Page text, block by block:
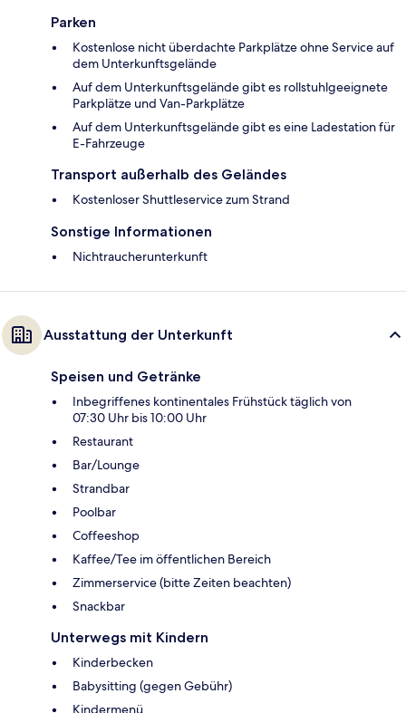
Parken
Kostenlose nicht überdachte Parkplätze ohne Service auf
dem Unterkunftsgelände
Auf dem Unterkunftsgelände gibt es rollstuhlgeeignete
Parkplätze und Van-Parkplätze
Auf dem Unterkunftsgelände gibt es eine Ladestation für
E-Fahrzeuge
Transport außerhalb des Geländes
Kostenloser Shuttleservice zum Strand
Sonstige Informationen
Nichtraucherunterkunft
Ausstattung der Unterkunft
Speisen und Getränke
Inbegriffenes kontinentales Frühstück täglich von
07:30 Uhr bis 10:00 Uhr
Restaurant
Bar/Lounge
Strandbar
Poolbar
Coffeeshop
Kaffee/Tee im öffentlichen Bereich
Zimmerservice (bitte Zeiten beachten)
Snackbar
Unterwegs mit Kindern
Kinderbecken
Babysitting (gegen Gebühr)
Kindermenü